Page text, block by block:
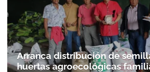
Arranca distribución de
huertas agroecológicas